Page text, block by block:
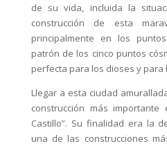
de su vida, incluida la
construcción de esta
principalmente en los
patrón de los cinco puntos
perfecta para los dioses y para
Llegar a esta ciudad
construcción más
Castillo”. Su finalidad era la
una de las construcciones